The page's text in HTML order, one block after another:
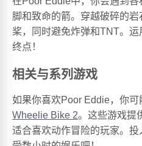
脚和致命的箭。穿越破碎的
桨，同时避免炸弹和TNT。
终点！
相关与系列游戏
如果你喜欢Poor Eddie，你可
Wheelie Bike 2。这些游戏提
适合喜欢动作冒险的玩家。